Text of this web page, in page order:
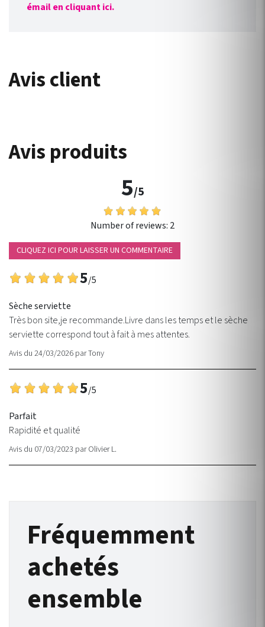
émail en cliquant ici.
Avis client
Avis produits
5/5
Number of reviews: 2
CLIQUEZ ICI POUR LAISSER UN COMMENTAIRE
5/5
Sèche serviette
Très bon site,je recommande.Livre dans les temps et le sèche
serviette correspond tout à fait à mes attentes.
Avis du 24/03/2026 parTony
5/5
Parfait
Rapidité et qualité
Avis du 07/03/2023 parOlivier L.
Fréquemment
achetés
ensemble